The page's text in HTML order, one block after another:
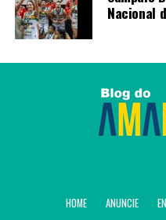
TAGS
Lula compara protestos
Eleições no Peru:
urnas apuradas
Nacional
HOME ANUNCIE